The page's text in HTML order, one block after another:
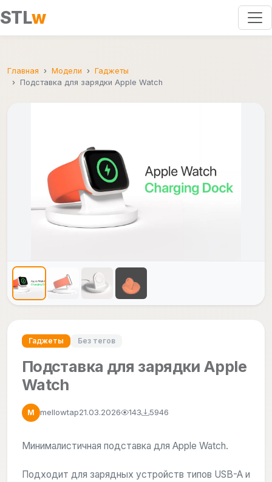
STLw
Главная Модели
Гаджеты
Подставка для зарядки Apple Watch
Гаджеты Без тегов
Подставка для зарядки Apple
Watch
M mellowtap21.03.2026 143 5946
Минималистичная подставка для Apple Watch.
Подходит для зарядных устройств типов USB-A и